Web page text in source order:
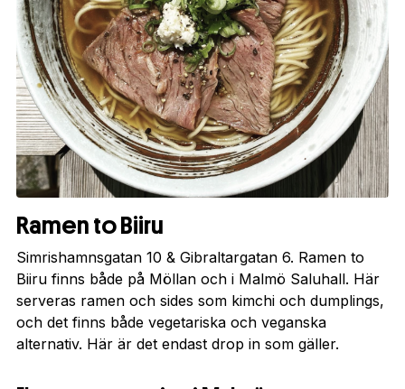
Ramen to Biiru
Simrishamnsgatan 10 & Gibraltargatan 6. Ramen to
Biiru finns både på Möllan och i Malmö Saluhall. Här
serveras ramen och sides som kimchi och dumplings,
och det finns både vegetariska och veganska
alternativ. Här är det endast drop in som gäller.